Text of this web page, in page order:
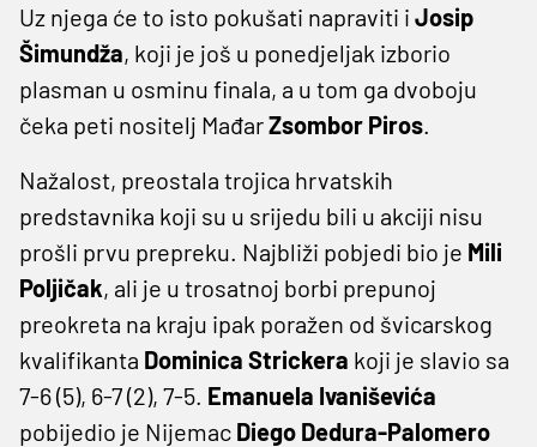
Uz njega će to isto pokušati napraviti i Josip
Šimundža, koji je još u ponedjeljak izborio
plasman u osminu finala, a u tom ga dvoboju
čeka peti nositelj MađarZsombor Piros.
Nažalost, preostala trojica hrvatskih
predstavnika koji su u srijedu bili u akciji nisu
prošli prvu prepreku. Najbliži pobjedi bio je Mili
Poljičak, ali je u trosatnoj borbi prepunoj
preokreta na kraju ipak poražen od švicarskog
kvalifikanta Dominica Strickera koji je slavio sa
7-6 (5), 6-7 (2), 7-5. Emanuela Ivaniševića
pobijedio je Nijemac Diego Dedura-Palomero